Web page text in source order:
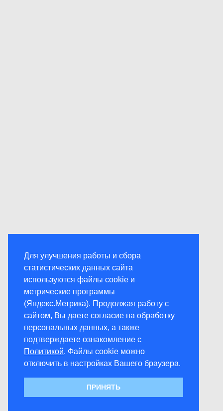
Для улучшения работы и сбора
статистических данных сайта
используются файлы cookie и
метрические программы
(Яндекс.Метрика). Продолжая работу с
сайтом, Вы даете согласие на обработку
персональных данных, а также
подтверждаете ознакомление с
Политикой. Файлы cookie можно
отключить в настройках Вашего браузера.
ПРИНЯТЬ